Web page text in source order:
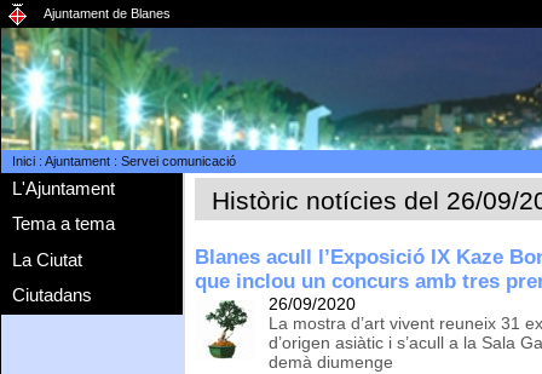
Ajuntament de Blanes
Inici: Ajuntament: Servei comunicació
L'Ajuntament
Tema a tema
La Ciutat
Ciutadans
Històric notícies del 26/09/
Blanes acull l’Exposició IX Kaze
que inclou un concurs amb tres
26/09/2020
La mostra d’art vivent reuneix 31
d’origen asiàtic i s’acull a la Sala
demà diumenge